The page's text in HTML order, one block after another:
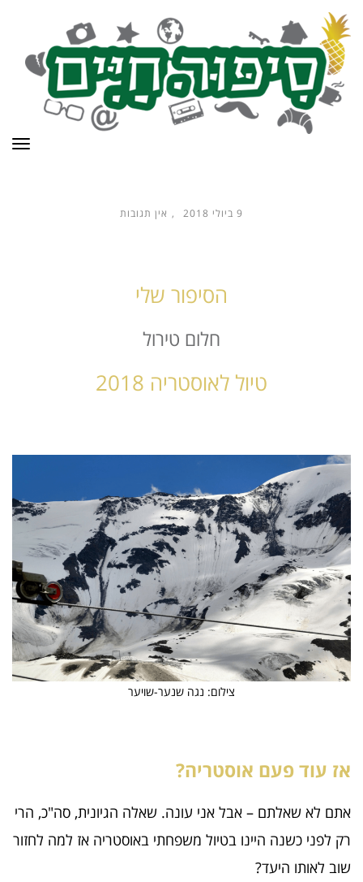
9 ביולי 2018 אין תגובות
הסיפור שלי
חלום טירול
טיול לאוסטריה 2018
צילום: נגה שנער-שויער
אז עוד פעם אוסטריה?
אתם לא שאלתם – אבל אני עונה. שאלה הגיונית, סה"כ, הרי
רק לפני כשנה היינו בטיול משפחתי באוסטריה אז למה לחזור
שוב לאותו היעד?